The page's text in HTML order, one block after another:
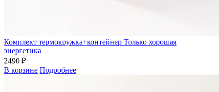
Комплект термокружка+контейнер Только хорошая
энергетика
2490 ₽
В корзине Подробнее